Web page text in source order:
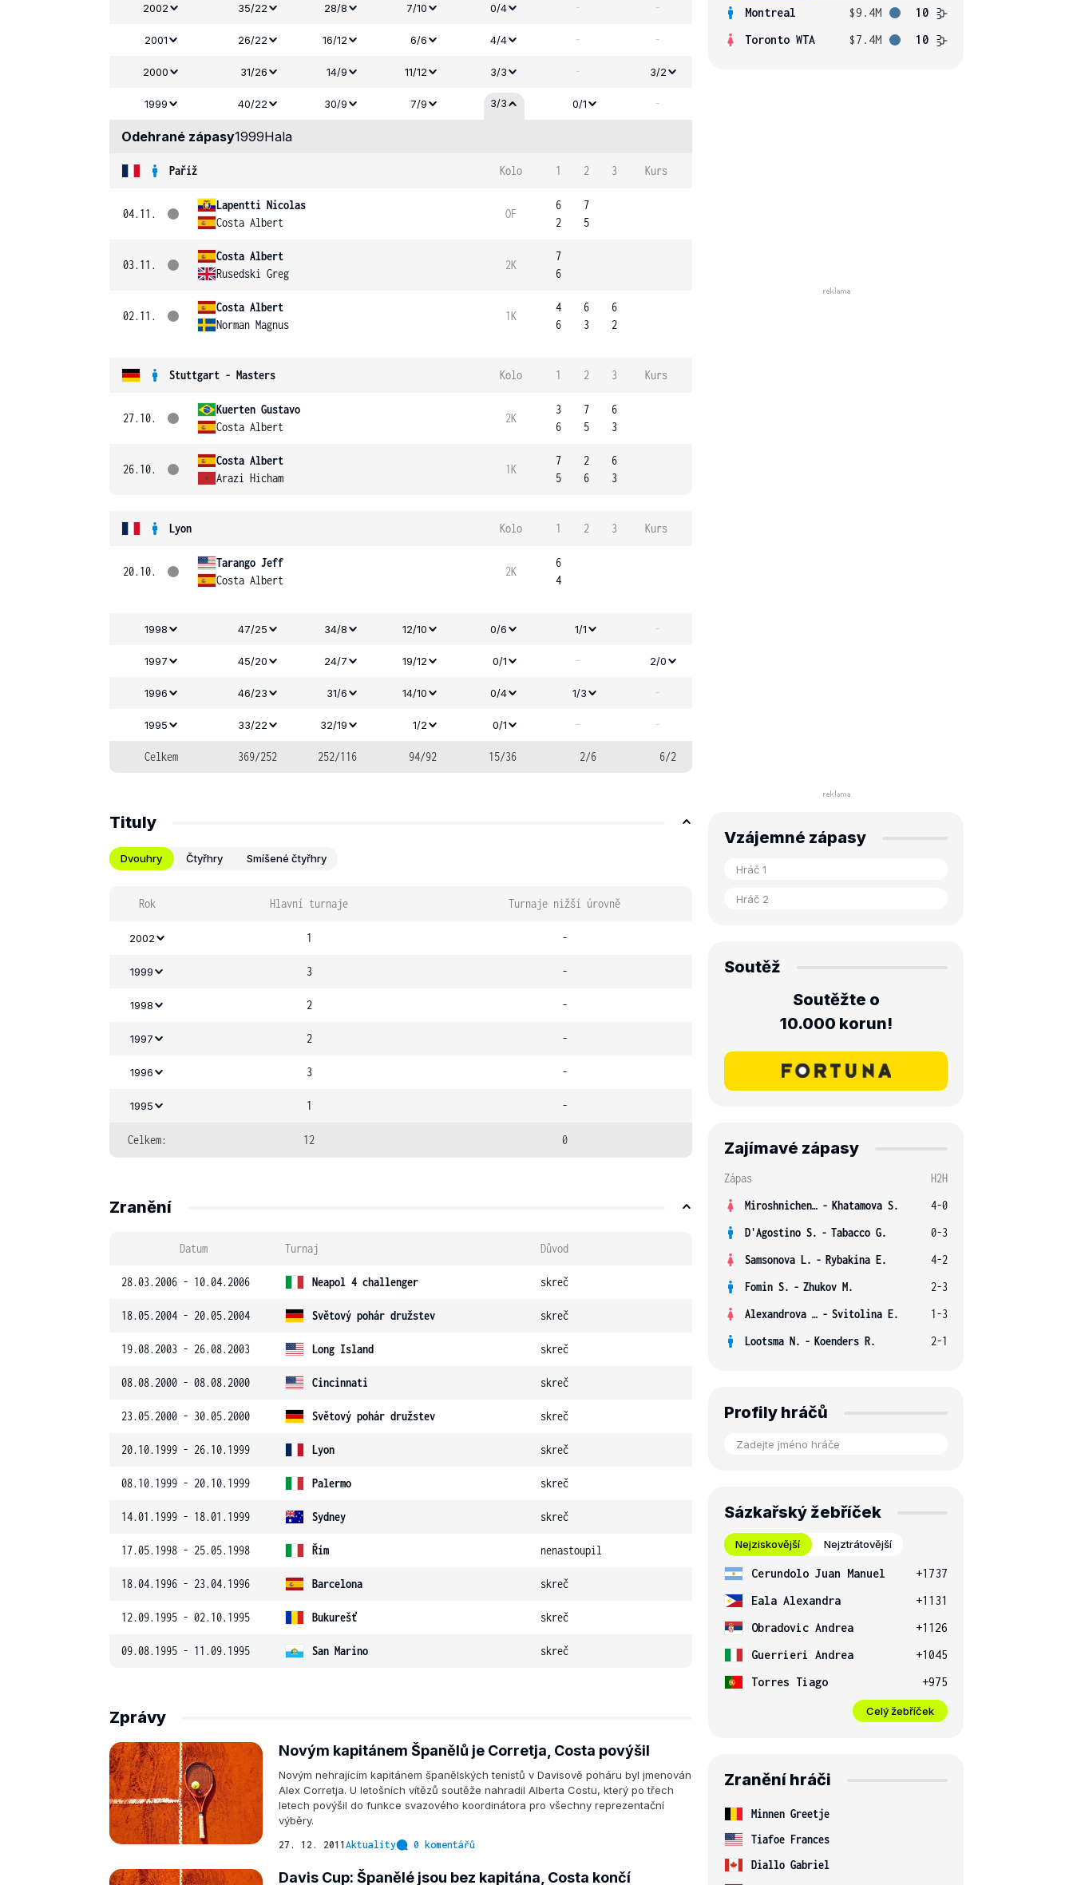
2002 35/22 28/8 7/10 0/4 - -
2001 26/22 16/12 6/6 4/4 - -
2000 31/26 14/9 11/12 3/3 - 3/2
1999 40/22 30/9 7/9 3/3 0/1 -
Odehrané zápasy1999Hala
Paříž Kolo 1 2 3 Kurs
04.11.
Lapentti Nicolas
Costa Albert
OF
6
2
7
5
03.11.
Costa Albert
Rusedski Greg
2K
7
6
02.11.
Costa Albert
Norman Magnus
1K
4
6
6
3
6
2
Stuttgart - Masters Kolo 1 2 3 Kurs
27.10.
Kuerten Gustavo
Costa Albert
2K
3
6
7
5
6
3
26.10.
Costa Albert
Arazi Hicham
1K
7
5
2
6
6
3
Lyon Kolo 1 2 3 Kurs
20.10.
Tarango Jeff
Costa Albert
2K
6
4
1998 47/25 34/8 12/10 0/6 1/1 -
1997 45/20 24/7 19/12 0/1 - 2/0
1996 46/23 31/6 14/10 0/4 1/3 -
1995 33/22 32/19 1/2 0/1 - -
Celkem 369/252 252/116 94/92 15/36 2/6 6/2
Tituly
Dvouhry Čtyřhry Smíšené čtyřhry
Rok Hlavní turnaje Turnaje nižší úrovně
2002 1 -
1999 3 -
1998 2 -
1997 2 -
1996 3 -
1995 1 -
Celkem: 12 0
Zranění
Datum Turnaj Důvod
28.03.2006 - 10.04.2006 Neapol 4 challenger skreč
18.05.2004 - 20.05.2004 Světový pohár družstev skreč
19.08.2003 - 26.08.2003 Long Island skreč
08.08.2000 - 08.08.2000 Cincinnati skreč
23.05.2000 - 30.05.2000 Světový pohár družstev skreč
20.10.1999 - 26.10.1999 Lyon skreč
08.10.1999 - 20.10.1999 Palermo skreč
14.01.1999 - 18.01.1999 Sydney skreč
17.05.1998 - 25.05.1998 Řím nenastoupil
18.04.1996 - 23.04.1996 Barcelona skreč
12.09.1995 - 02.10.1995 Bukurešť skreč
09.08.1995 - 11.09.1995 San Marino skreč
Zprávy
Novým kapitánem Španělů je Corretja, Costa povýšil
Novým nehrajícím kapitánem španělských tenistů v Davisově poháru byl jmenován
Alex Corretja. U letošních vítězů soutěže nahradil Alberta Costu, který po třech
letech povýšil do funkce svazového koordinátora pro všechny reprezentační
výběry.
27. 12. 2011Aktuality 0 komentářů
Davis Cup: Španělé jsou bez kapitána, Costa končí
Montreal $9.4M
10
Toronto WTA
$7.4M 10
Vzájemné zápasy
Soutěž
Soutěžte o
10.000 korun!
Zajímavé zápasy
Zápas
H2H
Miroshnichenko V. - Khatamova S.
4-0
D'Agostino S. - Tabacco G.
0-3
Samsonova L. - Rybakina E.
4-2
Fomin S. - Zhukov M.
2-3
Alexandrova E. - Svitolina E.
1-3
Lootsma N. - Koenders R. 2-1
Profily hráčů
Sázkařský žebříček
Nejziskovější Nejztrátovější
Cerundolo Juan Manuel
+1737
Eala Alexandra
+1131
Obradovic Andrea
+1126
Guerrieri Andrea
+1045
Torres Tiago
+975
Celý žebříček
Zranění hráči
Minnen Greetje
Tiafoe Frances
Diallo Gabriel